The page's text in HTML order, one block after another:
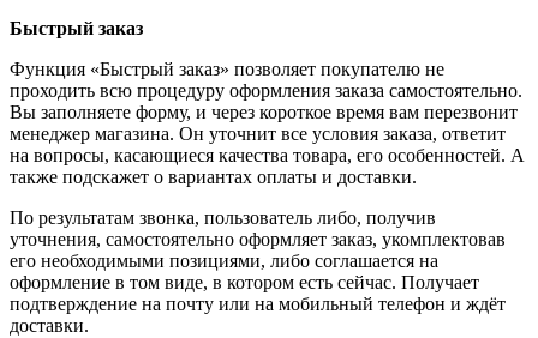
Быстрый заказ
Функция «Быстрый заказ» позволяет покупателю не
проходить всю процедуру оформления заказа самостоятельно.
Вы заполняете форму, и через короткое время вам перезвонит
менеджер магазина. Он уточнит все условия заказа, ответит
на вопросы, касающиеся качества товара, его особенностей. А
также подскажет о вариантах оплаты и доставки.
По результатам звонка, пользователь либо, получив
уточнения, самостоятельно оформляет заказ, укомплектовав
его необходимыми позициями, либо соглашается на
оформление в том виде, в котором есть сейчас. Получает
подтверждение на почту или на мобильный телефон и ждёт
доставки.